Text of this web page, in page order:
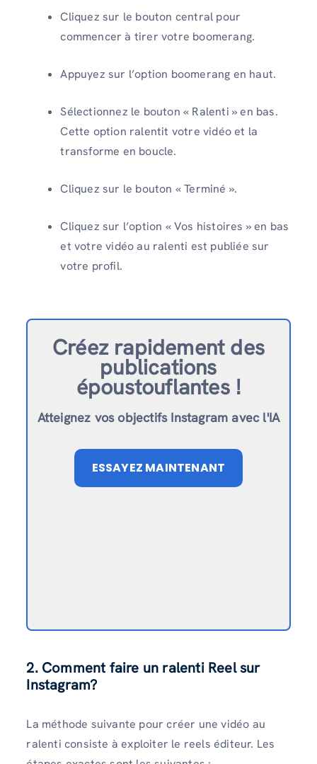
Cliquez sur le bouton central pour
commencer à tirer votre boomerang.
Appuyez sur l’option boomerang en haut.
Sélectionnez le bouton « Ralenti » en bas.
Cette option ralentit votre vidéo et la
transforme en boucle.
Cliquez sur le bouton « Terminé ».
Cliquez sur l’option « Vos histoires » en bas
et votre vidéo au ralenti est publiée sur
votre profil.
Créez rapidement des
publications
époustouflantes !
Atteignez vos objectifs Instagram avec l'IA
ESSAYEZ MAINTENANT
2. Comment faire un ralenti Reel sur
Instagram?
La méthode suivante pour créer une vidéo au
ralenti consiste à exploiter le reels éditeur. Les